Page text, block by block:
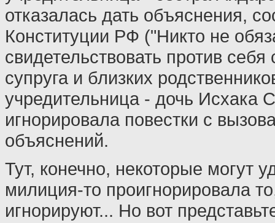
отказалась дать объяснения,
Конституции РФ ("Никто не
свидетельствовать против себя
супруга и близких
учредительница - дочь Исхака
игнорировала повестки с
объяснений.
Тут, конечно, некоторые могут
милиция-то проигнорировала
игнорируют... Но вот